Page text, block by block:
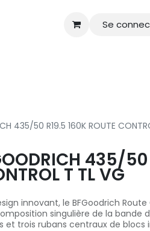
Se
435/50 R19.5 160K ROUTE
435/
T TL VG
innovant, le BFGoodrich
singulière de la bande
et trois rubans centraux de blocs